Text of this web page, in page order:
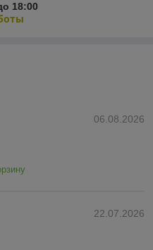
18:00
06.08.2026
22.07.2026